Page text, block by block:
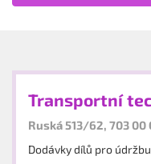
Transportní
Ruská 513/62, 703 00
Dodávky dílů pro